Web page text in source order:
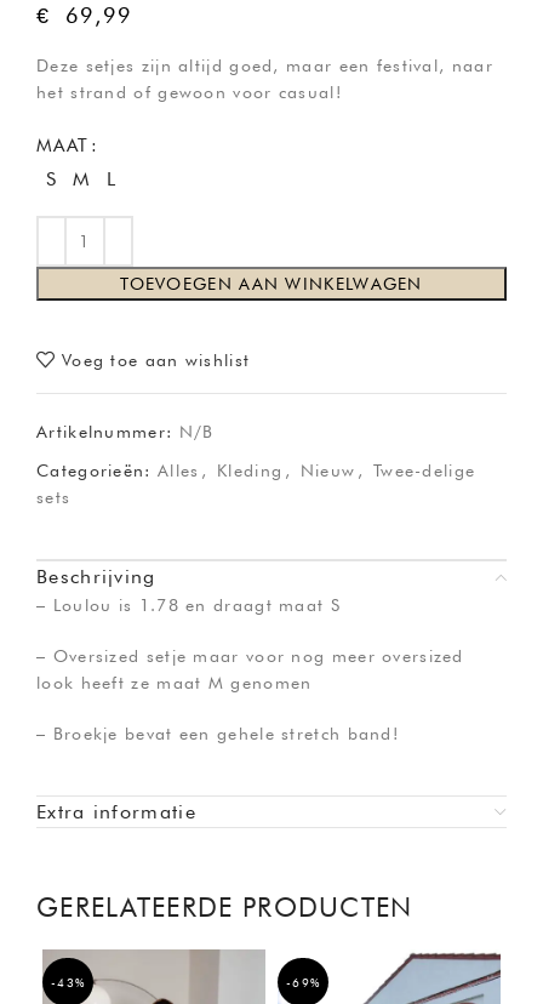
€ 69,99
Deze setjes zijn altijd goed, maar een festival, naar
het strand of gewoon voor casual!
MAAT
S
M L
TOEVOEGEN AAN WINKELWAGEN
Voeg toe aan wishlist
Artikelnummer: N/B
Categorieën: Alles , Kleding , Nieuw ,
Twee-delige
sets
Beschrijving
– Loulou is 1.78 en draagt maat S
– Oversized setje maar voor nog meer oversized
look heeft ze maat M genomen
– Broekje bevat een gehele stretch band!
Extra informatie
GERELATEERDE PRODUCTEN
-43% -69%